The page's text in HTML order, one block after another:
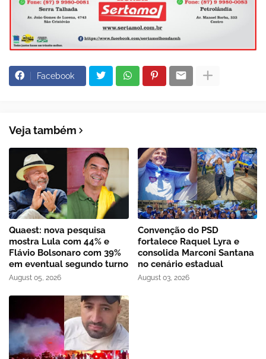
Facebook
Veja também
Quaest: nova pesquisa
mostra Lula com 44% e
Flávio Bolsonaro com 39%
em eventual segundo turno
August 05, 2026
Convenção do PSD
fortalece Raquel Lyra e
consolida Marconi Santana
no cenário estadual
August 03, 2026